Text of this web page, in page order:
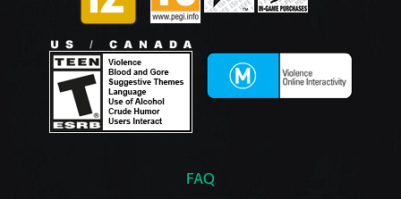
FAQ